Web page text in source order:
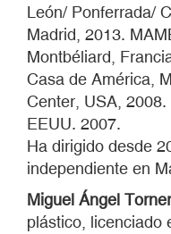
León/ Ponferrada/
Madrid, 2013.
Montbéliard,
Casa de América,
Center, USA, 2008.
EEUU. 2007.
Ha dirigido desde
independiente en
Miguel Ángel
plástico, licenciado